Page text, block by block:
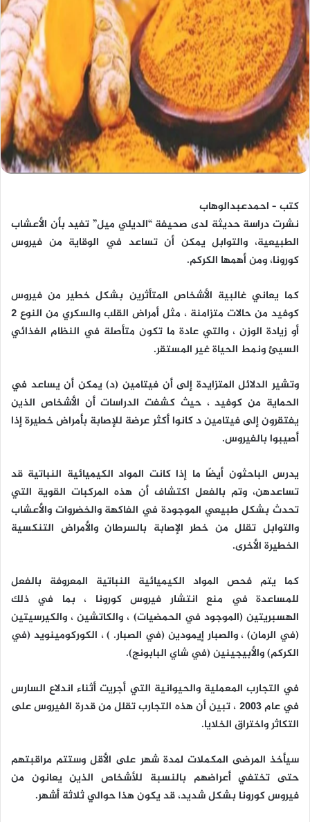
كتب – احمدعبدالوهاب
نشرت دراسة حديثة لدى صحيفة “الديلي ميل” تفيد بأن الأعشاب
الطبيعية، والتوابل يمكن أن تساعد في الوقاية من فيروس
كورونا، ومن أهمها الكركم.
كما يعاني غالبية الأشخاص المتأثرين بشكل خطير من فيروس
كوفيد من حالات متزامنة ، مثل أمراض القلب والسكري من النوع 2
أو زيادة الوزن ، والتي عادة ما تكون متأصلة في النظام الغذائي
السيئ ونمط الحياة غير المستقر.
وتشير الدلائل المتزايدة إلى أن فيتامين (د) يمكن أن يساعد في
الحماية من كوفيد ، حيث كشفت الدراسات أن الأشخاص الذين
يفتقرون إلى فيتامين د كانوا أكثر عرضة للإصابة بأمراض خطيرة إذا
أصيبوا بالفيروس.
يدرس الباحثون أيضًا ما إذا كانت المواد الكيميائية النباتية قد
تساعدهن، وتم بالفعل اكتشاف أن هذه المركبات القوية التي
تحدث بشكل طبيعي الموجودة في الفاكهة والخضروات والأعشاب
والتوابل تقلل من خطر الإصابة بالسرطان والأمراض التنكسية
الخطيرة الأخرى.
كما يتم فحص المواد الكيميائية النباتية المعروفة بالفعل
للمساعدة في منع انتشار فيروس كورونا ، بما في ذلك
الهسبريتين (الموجود في الحمضيات) ، والكاتشين ، والكيرسيتين
(في الرمان) ، والصبار إيمودين (في الصبار. ) ، الكوركومينويد (في
الكركم) والأبيجينين (في شاي البابونج).
في التجارب المعملية والحيوانية التي أجريت أثناء اندلاع السارس
في عام 2003 ، تبين أن هذه التجارب تقلل من قدرة الفيروس على
التكاثر واختراق الخلايا.
سيأخذ المرضى المكملات لمدة شهر على الأقل وستتم مراقبتهم
حتى تختفي أعراضهم بالنسبة للأشخاص الذين يعانون من
فيروس كورونا بشكل شديد، قد يكون هذا حوالي ثلاثة أشهر.